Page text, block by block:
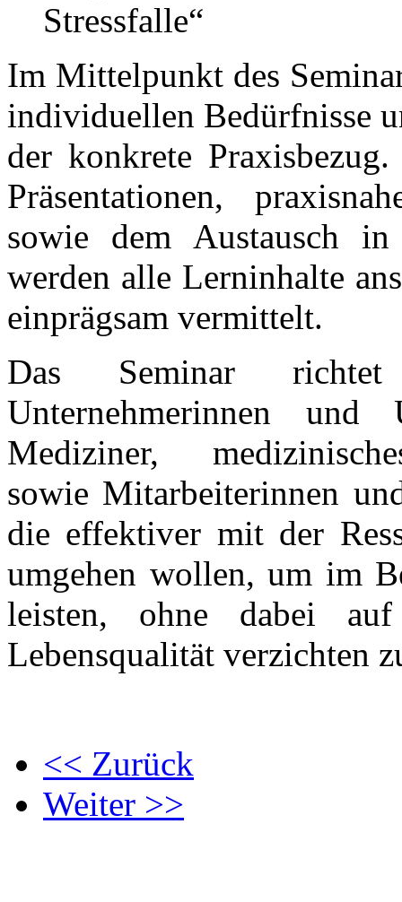
Stressfalle“
Im Mittelpunkt des
individuellen Bedürfnisse
der konkrete
Präsentationen,
sowie dem Austausch
werden alle Lerninhalte
einprägsam vermittelt.
Das Seminar
Unternehmerinnen und
Mediziner,
sowie Mitarbeiterinnen
die effektiver mit der
umgehen wollen, um im
leisten, ohne dabei auf
Lebensqualität verzichten
<< Zurück
Weiter >>